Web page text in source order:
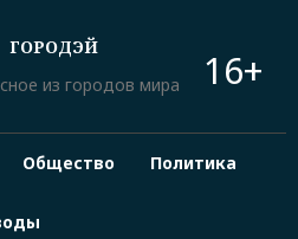
ГОРОДЭЙ
из городов мира
16+
Общество Политика